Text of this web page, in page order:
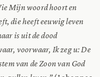
Mijn woord hoort en
die heeft eeuwig leven
is uit de dood
voorwaar, Ik zeg u: De
van de Zoon van God